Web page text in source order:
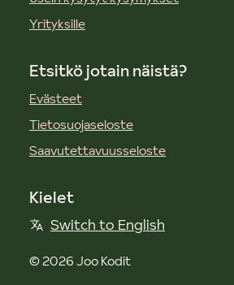
Yrityksille
Etsitkö jotain näistä?
Evästeet
Tietosuojaseloste
Saavutettavuusseloste
Kielet
Switch to English
©2026Joo Kodit